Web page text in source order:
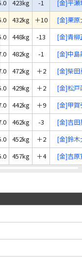
423kg -1
[金]平瀬
432kg ＋10
[金]栗原
448kg -13
[金]青柳
482kg -1
[金]中島
472kg ＋2
[金]柴田
429kg ＋2
[金]松戸
442kg ＋9
[金]甲賀
462kg -3
[金]吉田
452kg ＋2
[金]鈴木
457kg ＋4 [金]吉原